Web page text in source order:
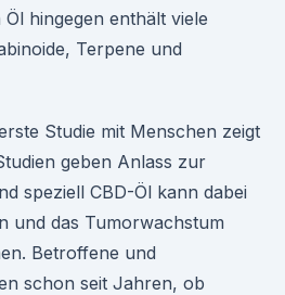
hingegen enthält viele
Terpene und
Studie mit Menschen zeigt
geben Anlass zur
speziell CBD-Öl kann dabei
und das Tumorwachstum
Betroffene und
schon seit Jahren, ob